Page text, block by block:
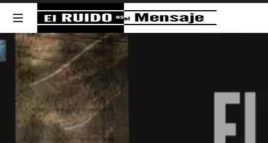
RUIDO
es
el
Mensaje
NOISE
is
the
Message